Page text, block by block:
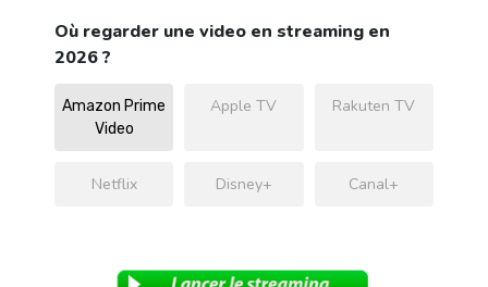
Où regarder une video en streaming en
2026 ?
Amazon Prime
Video
Apple TV Rakuten TV
Netflix Disney+ Canal+